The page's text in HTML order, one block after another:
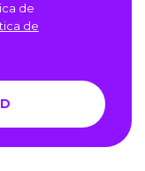
de
de